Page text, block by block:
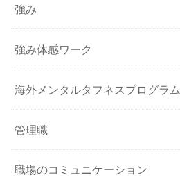
強み
強み体感ワーク
海外メンタルタフネスプログラム
管理職
職場のコミュニケーション